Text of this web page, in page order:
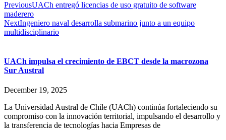
PreviousUACh entregó licencias de uso gratuito de software
maderero
NextIngeniero naval desarrolla submarino junto a un equipo
multidisciplinario
UACh impulsa el crecimiento de EBCT desde la macrozona
Sur Austral
December 19, 2025
La Universidad Austral de Chile (UACh) continúa fortaleciendo su
compromiso con la innovación territorial, impulsando el desarrollo y
la transferencia de tecnologías hacia Empresas de